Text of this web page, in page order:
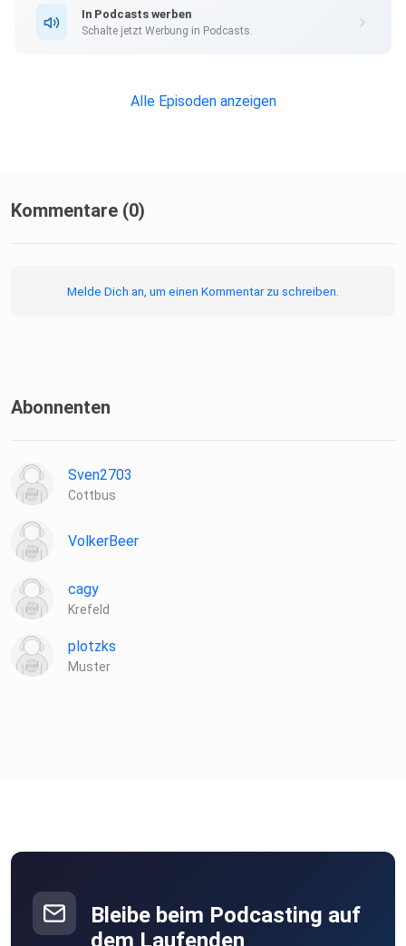
In Podcasts werben
Schalte jetzt Werbung in Podcasts.
Alle Episoden anzeigen
Kommentare (0)
Melde Dich an, um einen Kommentar zu schreiben.
Abonnenten
Sven2703
Cottbus
VolkerBeer
cagy
Krefeld
plotzks
Muster
Bleibe beim Podcasting auf
dem Laufenden